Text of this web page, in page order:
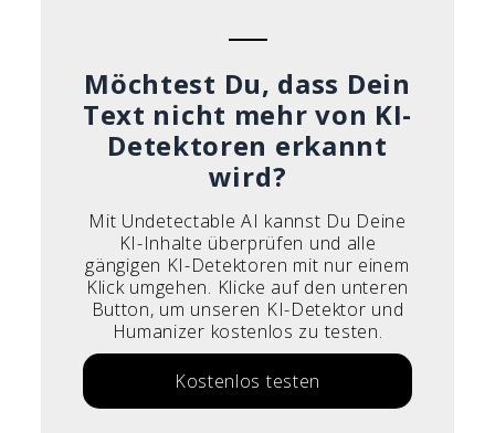
Möchtest Du, dass Dein
Text nicht mehr von KI-
Detektoren erkannt
wird?
Mit Undetectable AI kannst Du Deine
KI-Inhalte überprüfen und alle
gängigen KI-Detektoren mit nur einem
Klick umgehen. Klicke auf den unteren
Button, um unseren KI-Detektor und
Humanizer kostenlos zu testen.
Kostenlos testen